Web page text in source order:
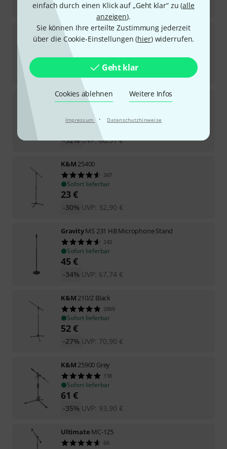
einfach durch einen Klick auf „Geht klar“ zu (alle
anzeigen).
Sie können Ihre erteilte Zustimmung jederzeit
über die Cookie-Einstellungen (hier) widerrufen.
Geht klar
Cookies ablehnen Weitere Infos
Impressum · Datenschutzhinweise
UVP:52,96 €
-36%
GravityMS CAB CL 01 S
136
Sofort lieferbar
34€
UVP: 52,96 €
GravityMS 4322 B Microphone Stand
Sofort lieferbar
UVP:66,51 €
-32%
K&M 25400
367
Sofort lieferbar
23€
UVP: 32,90 €
-30%
GravityMS 231 HB Microphone Stand
243
Sofort lieferbar
45€
UVP: 67,74 €
-34%
K&M 210/2 Black
2069
Sofort lieferbar
52€
UVP: 70,90 €
-27%
K&M 25900 Grey
118
Sofort lieferbar
61 €
UVP: 93,90 €
-35%
Ultimate MC-125
66